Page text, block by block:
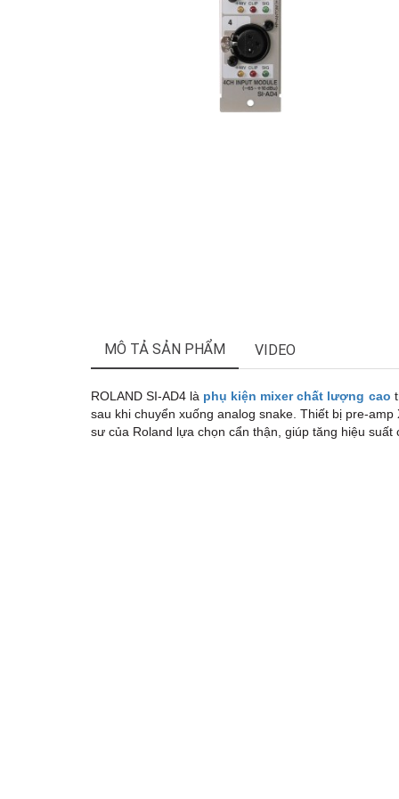
MÔ TẢ SẢN PHẨM VIDEO
ROLAND SI-AD4 là phụ kiện mixer chất lượng cao
sau khi chuyển xuống analog snake. Thiết bị pre-
sư của Roland lựa chọn cẩn thận, giúp tăng hiệu suất